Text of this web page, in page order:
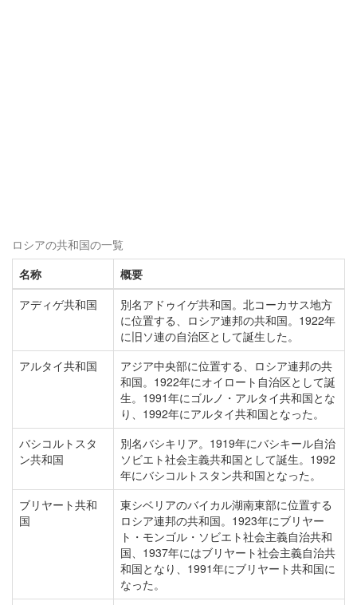
ロシアの共和国の一覧
名称
概要
アディゲ共和国
別名アドゥイゲ共和国。北コーカサス地方
に位置する、ロシア連邦の共和国。1922年
に旧ソ連の自治区として誕生した。
アルタイ共和国
アジア中央部に位置する、ロシア連邦の共
和国。1922年にオイロート自治区として誕
生。1991年にゴルノ・アルタイ共和国とな
り、1992年にアルタイ共和国となった。
バシコルトスタ
ン共和国
別名バシキリア。1919年にバシキール自治
ソビエト社会主義共和国として誕生。1992
年にバシコルトスタン共和国となった。
ブリヤート共和
国
東シベリアのバイカル湖南東部に位置する
ロシア連邦の共和国。1923年にブリヤー
ト・モンゴル・ソビエト社会主義自治共和
国、1937年にはブリヤート社会主義自治共
和国となり、1991年にブリヤート共和国に
なった。